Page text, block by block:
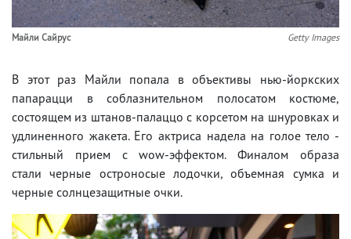
Майли Сайрус Getty Images
В этот раз Майли попала в объективы нью-йоркских
папарацци в соблазнительном полосатом костюме,
состоящем из штанов-палаццо с корсетом на шнуровках и
удлиненного жакета. Его актриса надела на голое тело -
стильный прием с wow-эффектом. Финалом образа
стали черные остроносые лодочки, объемная сумка и
черные солнцезащитные очки.